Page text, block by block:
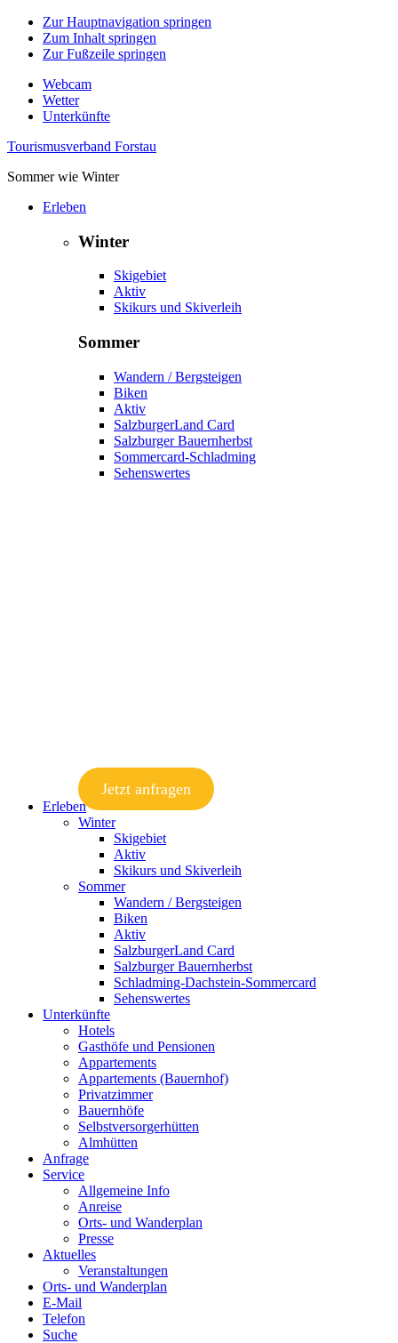
Zur Hauptnavigation springen
Zum Inhalt springen
Zur Fußzeile springen
Webcam
Wetter
Unterkünfte
Tourismusverband Forstau
Sommer wie Winter
Erleben
Winter
Skigebiet
Aktiv
Skikurs und Skiverleih
Sommer
Wandern / Bergsteigen
Biken
Aktiv
SalzburgerLand Card
Salzburger Bauernherbst
Sommercard-Schladming
Sehenswertes
Jetzt anfragen
Erleben
Winter
Skigebiet
Aktiv
Skikurs und Skiverleih
Sommer
Wandern / Bergsteigen
Biken
Aktiv
SalzburgerLand Card
Salzburger Bauernherbst
Schladming-Dachstein-Sommercard
Sehenswertes
Unterkünfte
Hotels
Gasthöfe und Pensionen
Appartements
Appartements (Bauernhof)
Privatzimmer
Bauernhöfe
Selbstversorgerhütten
Almhütten
Anfrage
Service
Allgemeine Info
Anreise
Orts- und Wanderplan
Presse
Aktuelles
Veranstaltungen
Orts- und Wanderplan
E-Mail
Telefon
Suche